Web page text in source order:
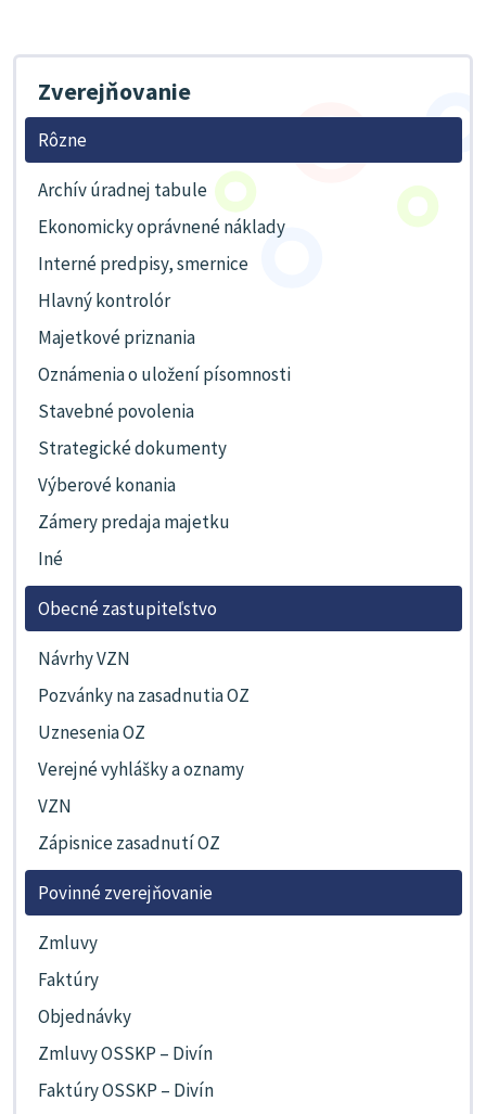
Zverejňovanie
Rôzne
Archív úradnej tabule
Ekonomicky oprávnené náklady
Interné predpisy, smernice
Hlavný kontrolór
Majetkové priznania
Oznámenia o uložení písomnosti
Stavebné povolenia
Strategické dokumenty
Výberové konania
Zámery predaja majetku
Iné
Obecné zastupiteľstvo
Návrhy VZN
Pozvánky na zasadnutia OZ
Uznesenia OZ
Verejné vyhlášky a oznamy
VZN
Zápisnice zasadnutí OZ
Povinné zverejňovanie
Zmluvy
Faktúry
Objednávky
Zmluvy OSSKP – Divín
Faktúry OSSKP – Divín